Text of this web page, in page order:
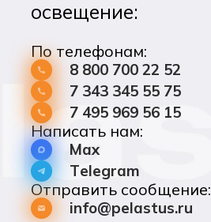
освещение:
По телефонам:
8 800 700 22 52
7 343 345 55 75
7 495 969 56 15
Написать нам:
Max
Telegram
Отправить сообщение:
info@pelastus.ru